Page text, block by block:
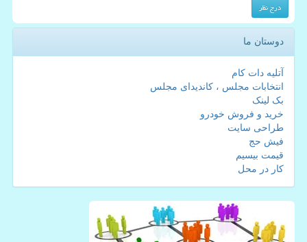
دوستان ما
آتلیه دات کام
انتخابات مجلس ، کاندیدای مجلس
بک لینک
خرید و فروش خودرو
طراحی سایت
فیش حج
قیمت بیسیم
کار در محل